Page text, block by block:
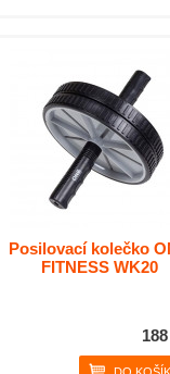
Posilovací kolečko
FITNESS WK20